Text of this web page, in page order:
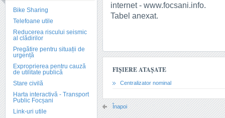
Bike Sharing
Telefoane utile
Reducerea riscului seismic
al clădirilor
Pregătire pentru situații de
urgență
Exproprierea pentru cauză
de utilitate publică
Stare civilă
Harta interactivă - Transport
Public Focșani
Link-uri utile
internet - www.focsani.info.
Tabel anexat.
FIȘIERE ATAȘATE
Centralizator nominal
Înapoi